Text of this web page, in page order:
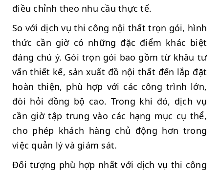
điều chỉnh theo nhu cầu thực tế.
So với dịch vụ thi công nội thất trọn gói, hình
thức cần giờ có những đặc điểm khác biệt
đáng chú ý. Gói trọn gói bao gồm từ khâu tư
vấn thiết kế, sản xuất đồ nội thất đến lắp đặt
hoàn thiện, phù hợp với các công trình lớn,
đòi hỏi đồng bộ cao. Trong khi đó, dịch vụ
cần giờ tập trung vào các hạng mục cụ thể,
cho phép khách hàng chủ động hơn trong
việc quản lý và giám sát.
Đối tượng phù hợp nhất với dịch vụ thi công